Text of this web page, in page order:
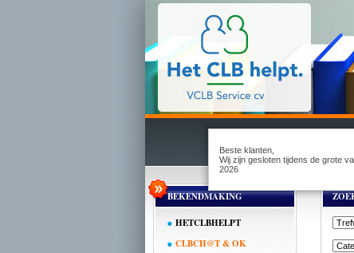
Beste klanten,
Wij zijn gesloten tijdens de grote
2026
BEKENDMAKING
HETCLBHELPT
CLBCH@T & OK